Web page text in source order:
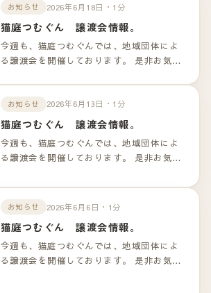
お知らせ 2026年6月18日・1分
猫庭つむぐん 譲渡会情報。
今週も、猫庭つむぐんでは、地域団体によ
る譲渡会を開催しております。 是非お気軽
ンクよりご確認下さいませ。
お知らせ 2026年6月13日・1分
猫庭つむぐん 譲渡会情報。
今週も、猫庭つむぐんでは、地域団体によ
る譲渡会を開催しております。 是非お気軽
ンクよりご確認下さいませ。
お知らせ 2026年6月6日・1分
猫庭つむぐん 譲渡会情報。
今週も、猫庭つむぐんでは、地域団体によ
る譲渡会を開催しております。 是非お気軽